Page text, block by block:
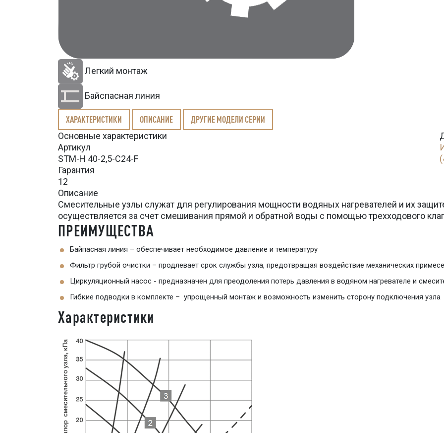
Легкий монтаж
Байспасная линия
ХАРАКТЕРИСТИКИ ОПИСАНИЕ ДРУГИЕ МОДЕЛИ СЕРИИ
Основные характеристики
Артикул
STM-H 40-2,5-C24-F
Гарантия
12
Описание
Смесительные узлы служат для регулирования мощности водяных нагревателей и их
осуществляется за счет смешивания прямой и обратной воды с помощью трехходового
ПРЕИМУЩЕСТВА
Байпасная линия – обеспечивает необходимое давление и температуру
Фильтр грубой очистки – продлевает срок службы узла, предотвращая воздействие механических
Циркуляционный насос - предназначен для преодоления потерь давления в водяном нагревателе и
Гибкие подводки в комплекте – упрощенный монтаж и возможность изменить сторону подключения узла
Характеристики